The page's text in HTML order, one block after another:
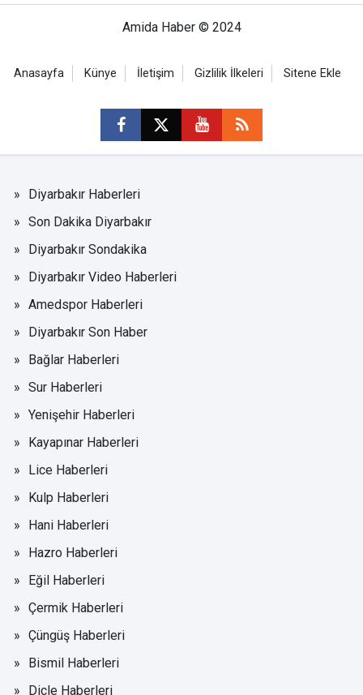
Amida Haber © 2024
Anasayfa Künye İletişim Gizlilik İlkeleri Sitene Ekle
Diyarbakır Haberleri
Son Dakika Diyarbakır
Diyarbakır Sondakika
Diyarbakır Video Haberleri
Amedspor Haberleri
Diyarbakır Son Haber
Bağlar Haberleri
Sur Haberleri
Yenişehir Haberleri
Kayapınar Haberleri
Lice Haberleri
Kulp Haberleri
Hani Haberleri
Hazro Haberleri
Eğil Haberleri
Çermik Haberleri
Çüngüş Haberleri
Bismil Haberleri
Dicle Haberleri